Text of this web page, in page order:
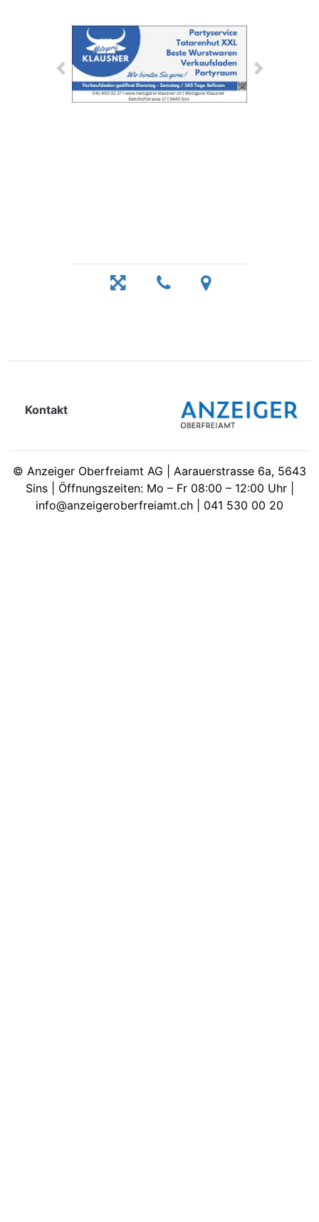
Kontakt
© Anzeiger Oberfreiamt AG | Aarauerstrasse 6a, 5643
Sins | Öffnungszeiten: Mo – Fr 08:00 – 12:00 Uhr |
info@anzeigeroberfreiamt.ch | 041 530 00 20